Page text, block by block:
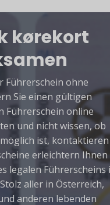
kørekort
Führerschein ohne
Sie einen gültigen
Führerschein online
und nicht wissen, ob
ist, kontaktieren
erleichtern Ihnen
legalen Führerscheins
aller in Österreich,
anderen lebenden